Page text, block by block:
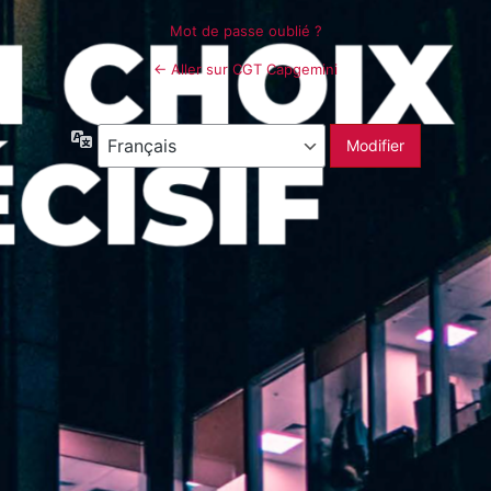
Mot de passe oublié ?
← Aller sur CGT Capgemini
Langue